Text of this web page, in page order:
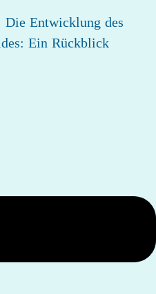
Die Entwicklung des
Ein Rückblick